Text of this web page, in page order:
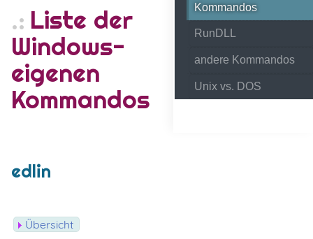
Kommandos
RunDLL
andere Kommandos
Unix vs. DOS
Liste der
Windows-
eigenen
Kommandos
edlin
Übersicht